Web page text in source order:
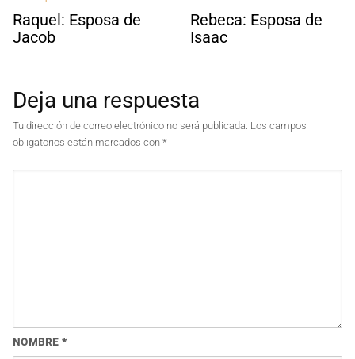
Raquel: Esposa de
Jacob
Rebeca: Esposa de
Isaac
Deja una respuesta
Tu dirección de correo electrónico no será publicada. Los campos
obligatorios están marcados con *
NOMBRE *